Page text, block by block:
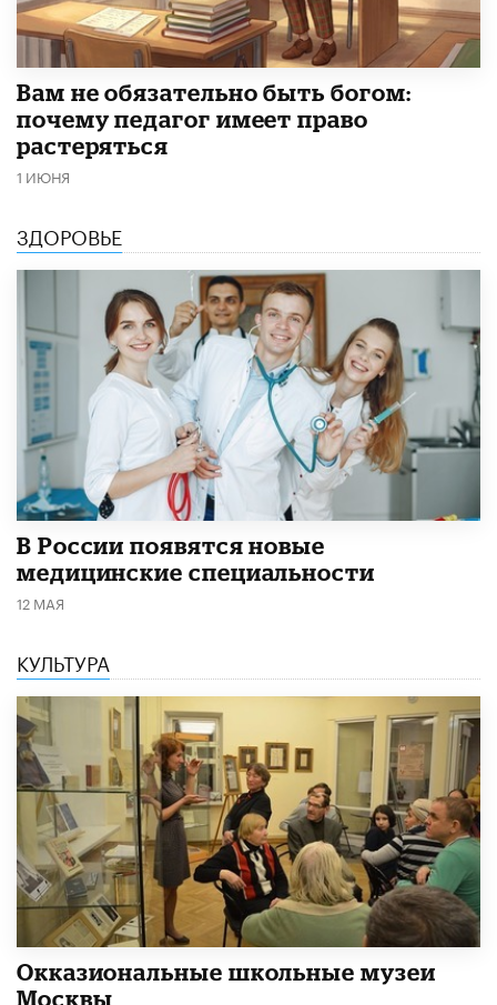
​Вам не обязательно быть богом:
почему педагог имеет право
растеряться
1 ИЮНЯ
ЗДОРОВЬЕ
В России появятся новые
медицинские специальности
12 МАЯ
КУЛЬТУРА
​Окказиональные школьные музеи
Москвы